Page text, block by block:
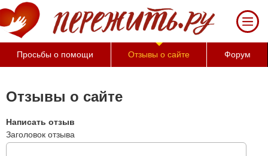
За
50
минут
Вы
можете
своего
и
его
Просьбы о помощи Отзывы о сайте Форум
Отзывы о сайте
Написать отзыв
Заголовок отзыва